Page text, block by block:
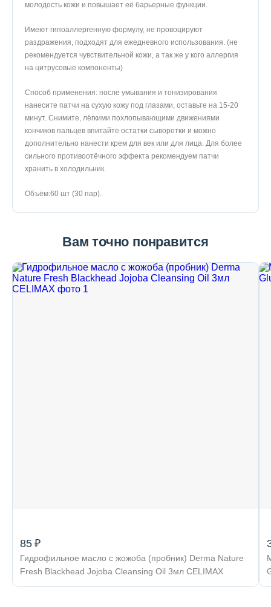
молодость кожи и повышает её барьерные функции.
Имеют гипоаллергенную формулу, не провоцируют
раздражения, подходят для ежедневного использования. (не
рекомендуется чувствительной кожи, а так же у кого аллергия
на цитрусовые компоненты)
Способ применения: после умывания и тонизирования
нанесите патчи на сухую кожу под глазами, оставьте на 15-20
минут. Снимите, лёгкими похлопывающими движениями
кончиков пальцев впитайте остатки сыворотки и можно
дополнительно нанести крем для век или для лица. Для более
сильного противоотёчного эффекта рекомендуем патчи
хранить в холодильник.
Объём:60 шт (30 пар).
Вам точно понравится
85 ₽
Гидрофильное масло с жожоба (пробник) Derma Nature
Fresh Blackhead Jojoba Cleansing Oil 3мл CELIMAX